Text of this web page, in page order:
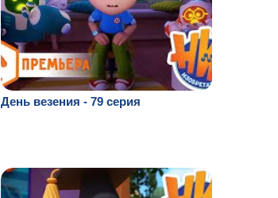
День везения - 79 серия